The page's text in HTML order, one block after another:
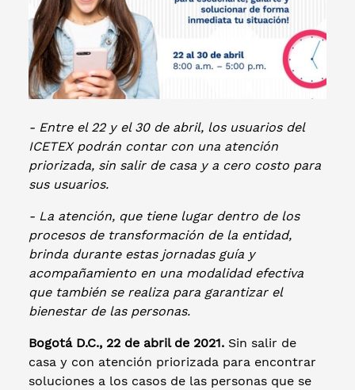
- Entre el 22 y el 30 de abril, los usuarios del
ICETEX podrán contar con una atención
priorizada, sin salir de casa y a cero costo para
sus usuarios.
- La atención, que tiene lugar dentro de los
procesos de transformación de la entidad,
brinda durante estas jornadas guía y
acompañamiento en una modalidad efectiva
que también se realiza para garantizar el
bienestar de las personas.
Bogotá D.C., 22 de abril de 2021. Sin salir de
casa y con atención priorizada para encontrar
soluciones a los casos de las personas que se